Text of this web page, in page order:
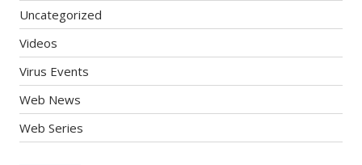
Uncategorized
Videos
Virus Events
Web News
Web Series